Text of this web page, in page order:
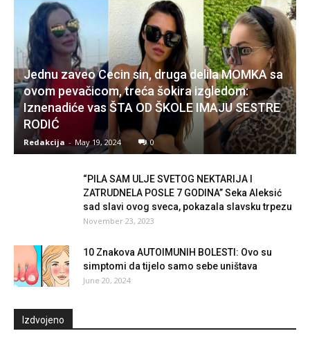
Jednu zaveo Cecin sin, druga delila MOMKA sa
ovom pevačicom, treća šokira izgledom:
Iznenadiće vas ŠTA OD ŠKOLE IMAJU SESTRE
RODIĆ
Redakcija - May 19, 2024 0
“PILA SAM ULJE SVETOG NEKTARIJA I
ZATRUDNELA POSLE 7 GODINA” Seka Aleksić
sad slavi ovog sveca, pokazala slavsku trpezu
November 23, 2023
10 Znakova AUTOIMUNIH BOLESTI: Ovo su
simptomi da tijelo samo sebe uništava
June 20, 2024
Izdvojeno